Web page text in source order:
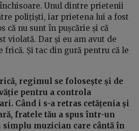
Unul dintre prietenii
polițiști, iar prietena lui a fost
că nu sunt în pușcărie și că
violată. Dar și eu am avut de
frică. Și tac din gură pentru că le
regimul se folosește și de
pentru a controla
Când i s-a retras cetățenia și
fratele tău a spus într-un
simplu muzician care cântă în